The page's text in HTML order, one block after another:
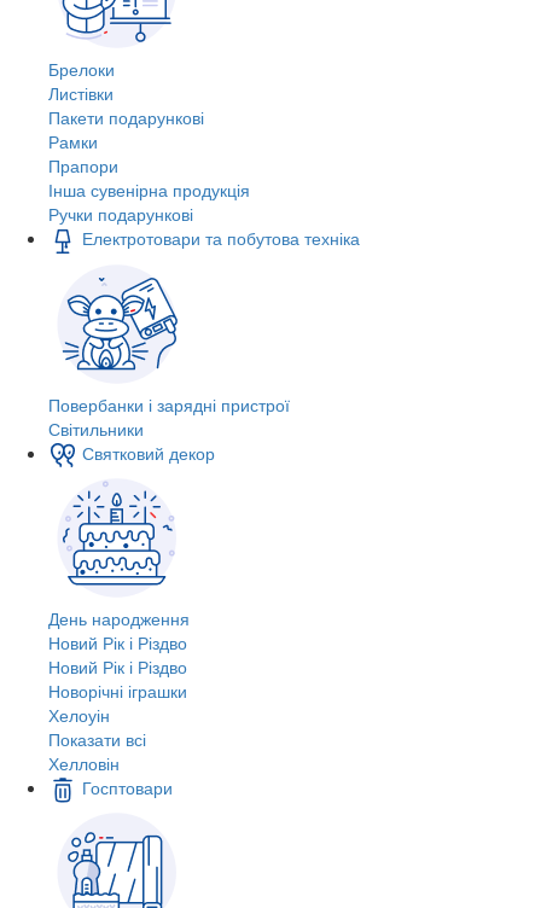
Брелоки
Листівки
Пакети подарункові
Рамки
Прапори
Інша сувенірна продукція
Ручки подарункові
Електротовари та побутова техніка
Повербанки і зарядні пристрої
Світильники
Святковий декор
День народження
Новий Рік і Різдво
Новий Рік і Різдво
Новорічні іграшки
Хелоуін
Показати всі
Хелловін
Госптовари